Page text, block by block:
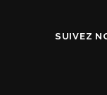
SUIVEZ